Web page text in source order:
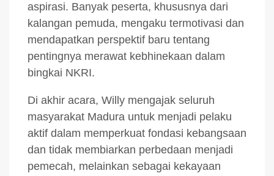
aspirasi. Banyak peserta, khususnya dari
kalangan pemuda, mengaku termotivasi dan
mendapatkan perspektif baru tentang
pentingnya merawat kebhinekaan dalam
bingkai NKRI.
Di akhir acara, Willy mengajak seluruh
masyarakat Madura untuk menjadi pelaku
aktif dalam memperkuat fondasi kebangsaan
dan tidak membiarkan perbedaan menjadi
pemecah, melainkan sebagai kekayaan